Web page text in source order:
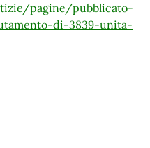
pagine/pubblicato-
di-3839-unita-